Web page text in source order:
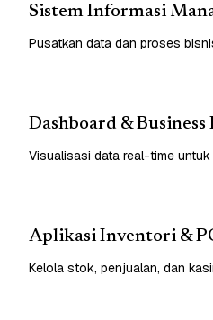
Sistem Informasi
Pusatkan data dan proses
Dashboard &
Visualisasi data real-time
Aplikasi Inventori &
Kelola stok, penjualan, dan